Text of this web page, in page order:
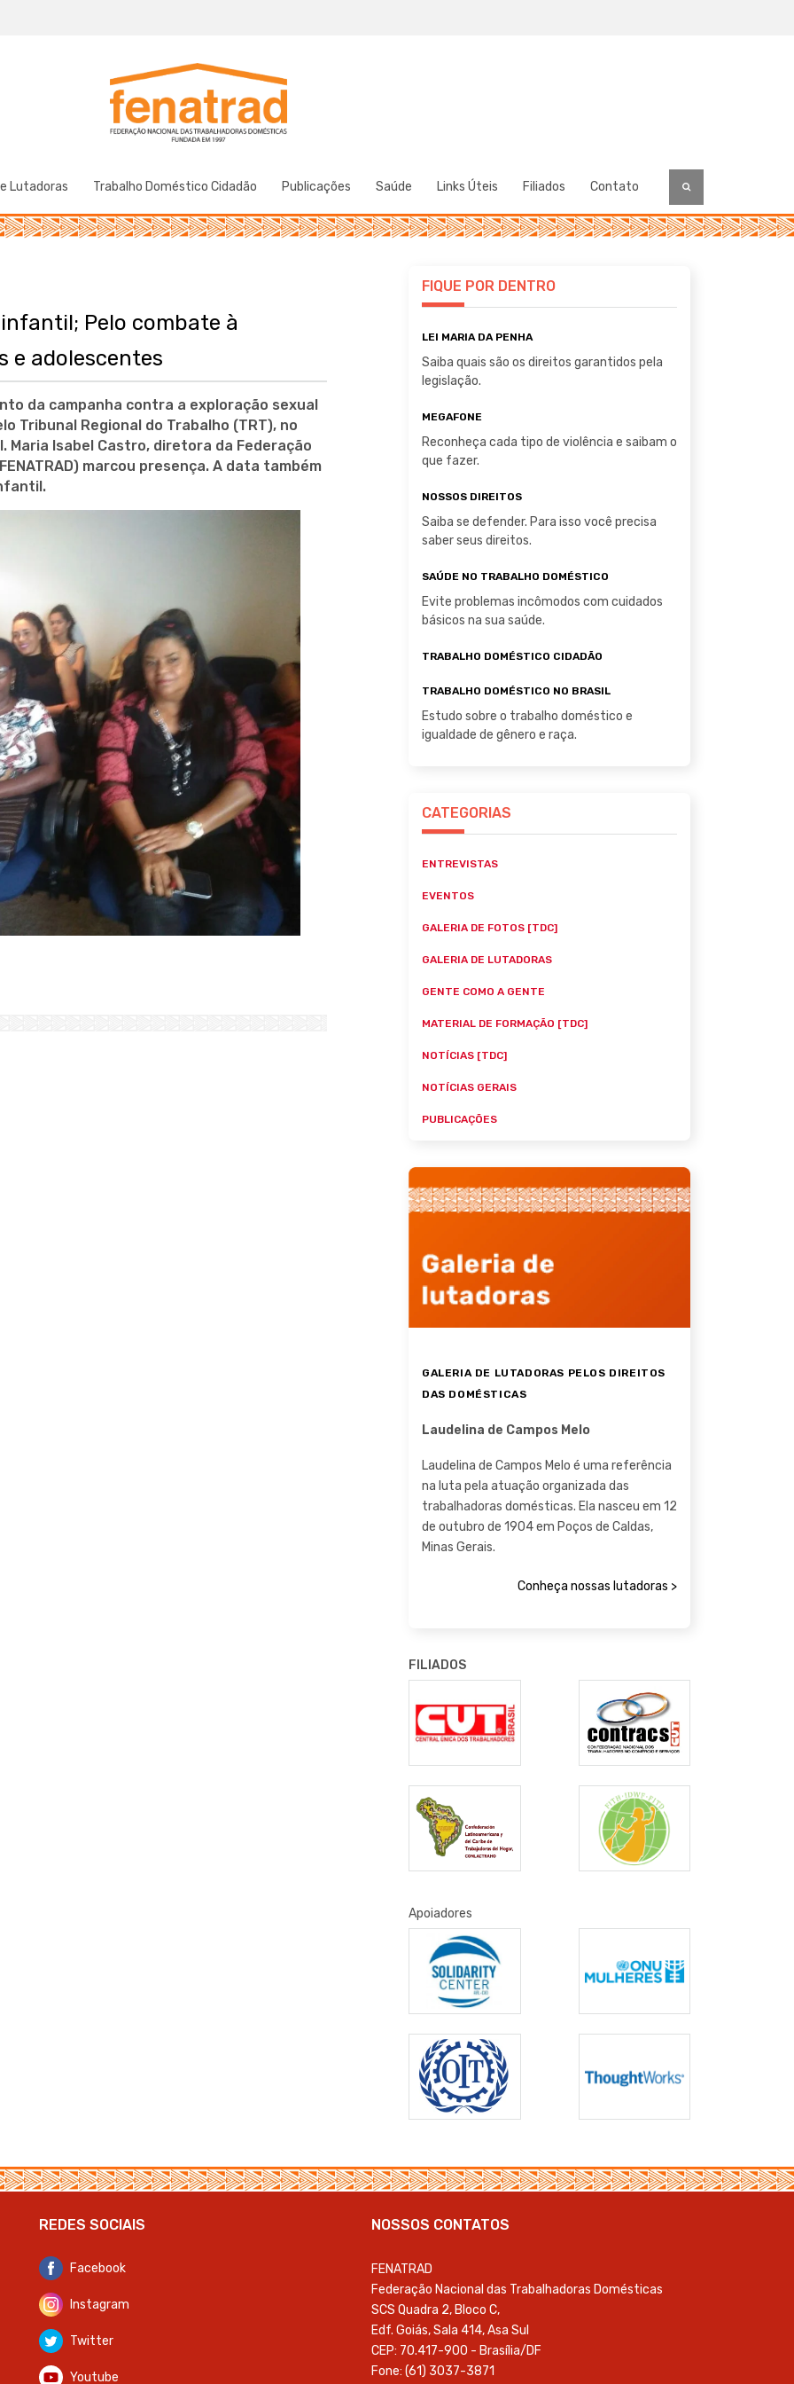
Fenatrad
Federação Nacional das Trabalhadoras Domésticas
Lutadoras Trabalho Doméstico Cidadão Publicações Saúde Links Úteis Filiados Contato
Pelo combate à
e adolescentes
da campanha contra a exploração sexual
Tribunal Regional do Trabalho (TRT), no
Maria Isabel Castro, diretora da Federação
marcou presença. A data também
FIQUE POR DENTRO
LEI MARIA DA PENHA
Saiba quais são os direitos garantidos pela
legislação.
MEGAFONE
Reconheça cada tipo de violência e saibam o
que fazer.
NOSSOS DIREITOS
Saiba se defender. Para isso você precisa
saber seus direitos.
SAÚDE NO TRABALHO DOMÉSTICO
Evite problemas incômodos com cuidados
básicos na sua saúde.
TRABALHO DOMÉSTICO CIDADÃO
TRABALHO DOMÉSTICO NO BRASIL
Estudo sobre o trabalho doméstico e
igualdade de gênero e raça.
CATEGORIAS
ENTREVISTAS
EVENTOS
GALERIA DE FOTOS [TDC]
GALERIA DE LUTADORAS
GENTE COMO A GENTE
MATERIAL DE FORMAÇÃO [TDC]
NOTÍCIAS [TDC]
NOTÍCIAS GERAIS
PUBLICAÇÕES
GALERIA DE LUTADORAS PELOS DIREITOS
DAS DOMÉSTICAS
Laudelina de Campos Melo
Laudelina de Campos Melo é uma referência
na luta pela atuação organizada das
trabalhadoras domésticas. Ela nasceu em 12
de outubro de 1904 em Poços de Caldas,
Minas Gerais.
Conheça nossas lutadoras >
FILIADOS
Apoiadores
REDES SOCIAIS
Facebook
Instagram
Twitter
Youtube
NOSSOS CONTATOS
FENATRAD
Federação Nacional das Trabalhadoras Domésticas
SCS Quadra 2, Bloco C,
Edf. Goiás, Sala 414, Asa Sul
CEP: 70.417-900 - Brasília/DF
Fone: (61) 3037-3871